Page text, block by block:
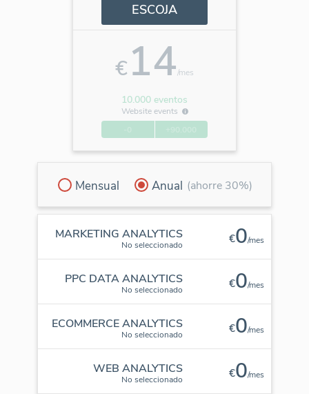
ESCOJA
€14/mes
10.000 eventos
Website events
Mensual Anual (ahorre 30%)
MARKETING ANALYTICS
No seleccionado €0/mes
PPC DATA ANALYTICS
No seleccionado €0/mes
ECOMMERCE ANALYTICS
No seleccionado €0/mes
WEB ANALYTICS
No seleccionado €0/mes